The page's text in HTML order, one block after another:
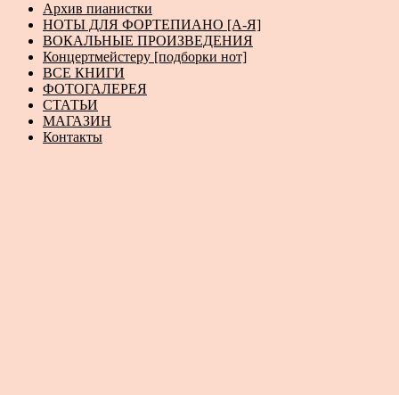
Архив пианистки
НОТЫ ДЛЯ ФОРТЕПИАНО [А-Я]
ВОКАЛЬНЫЕ ПРОИЗВЕДЕНИЯ
Концертмейстеру [подборки нот]
ВСЕ КНИГИ
ФОТОГАЛЕРЕЯ
СТАТЬИ
МАГАЗИН
Контакты